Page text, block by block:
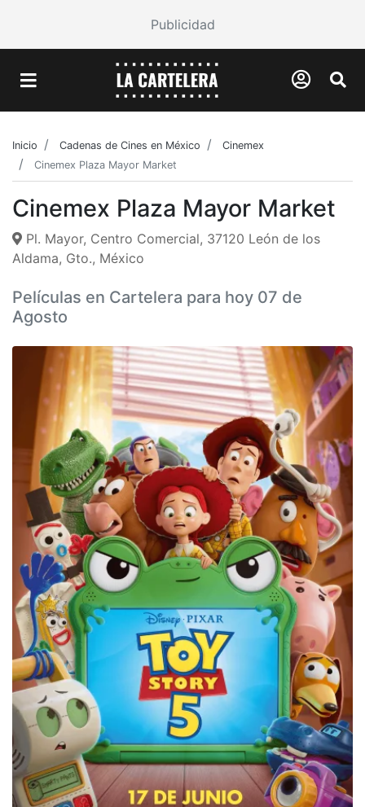
Publicidad
Inicio Cadenas de Cines en México
Cinemex
Cinemex Plaza Mayor Market
Cinemex Plaza Mayor Market
Pl. Mayor, Centro Comercial, 37120 León de los
Aldama, Gto., México
Películas en Cartelera para hoy 07 de
Agosto